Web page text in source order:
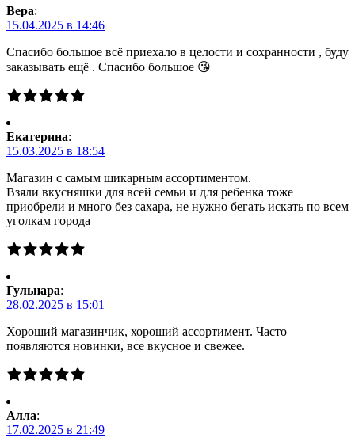
Вера:
15.04.2025 в 14:46
Спасибо большое всё приехало в целости и сохранности , буду
заказывать ещё . Спасибо большое 😘
Екатерина:
15.03.2025 в 18:54
Магазин с самым шикарным ассортиментом.
Взяли вкусняшки для всей семьи и для ребенка тоже
приобрели и много без сахара, не нужно бегать искать по всем
уголкам города
Гульнара:
28.02.2025 в 15:01
Хороший магазинчик, хороший ассортимент. Часто
появляются новинки, все вкусное и свежее.
Алла:
17.02.2025 в 21:49